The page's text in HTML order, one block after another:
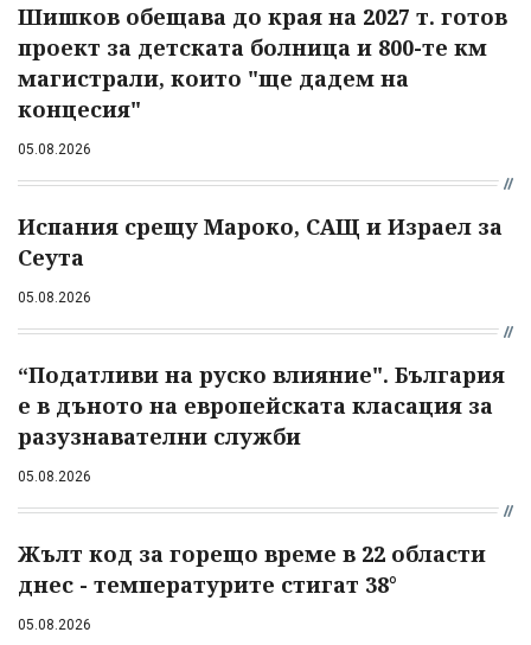
Шишков обещава до края на 2027 т. готов
проект за детската болница и 800-те км
магистрали, които "ще дадем на
концесия"
05.08.2026
Испания срещу Мароко, САЩ и Израел за
Сеута
05.08.2026
“Податливи на руско влияние". България
е в дъното на европейската класация за
разузнавателни служби
05.08.2026
Жълт код за горещо време в 22 области
днес - температурите стигат 38°
05.08.2026